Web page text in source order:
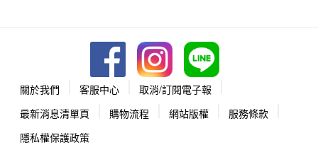
關於我們 客服中心
取消/訂閱電子報
最新消息清單頁
購物流程 網站版權
服務條款
隱私權保護政策